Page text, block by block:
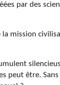
par des
mission
peut être. Sans